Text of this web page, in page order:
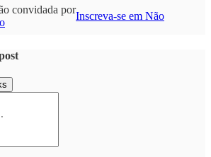
convidada por
Inscreva-se em Não